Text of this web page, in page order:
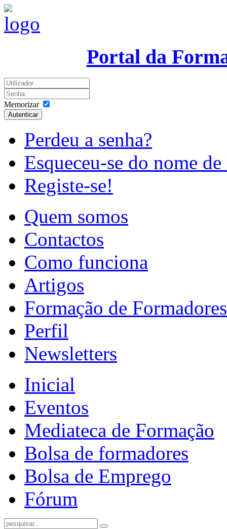
Portal da
Memorizar
Autenticar
Perdeu a senha?
Esqueceu-se do nome
Registe-se!
Quem somos
Contactos
Como funciona
Artigos
Formação de Formadores
Perfil
Newsletters
Inicial
Eventos
Mediateca de Formação
Bolsa de formadores
Bolsa de Emprego
Fórum